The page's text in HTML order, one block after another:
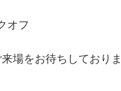
オフ
場をお待ちしておりま